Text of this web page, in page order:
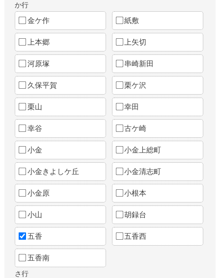
か行
金ケ作 紙敷
上本郷 上矢切
河原塚 串崎新田
久保平賀 栗ケ沢
栗山 幸田
幸谷 古ケ崎
小金 小金上総町
小金きよしケ丘 小金清志町
小金原 小根本
小山 胡録台
五香 五香西
五香南
さ行